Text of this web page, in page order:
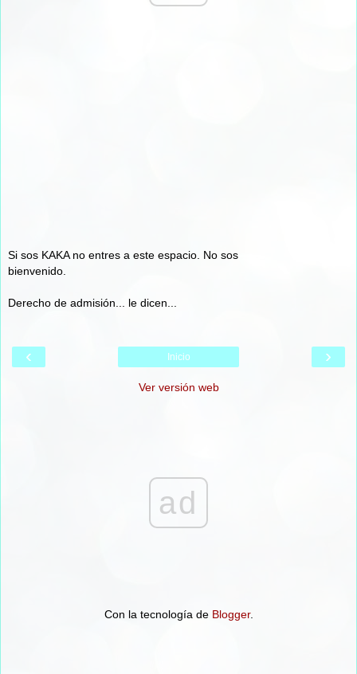
Si sos KAKA no entres a este espacio. No sos
bienvenido.
Derecho de admisión... le dicen...
‹ ›
Inicio
Ver versión web
ad
Con la tecnología de Blogger.